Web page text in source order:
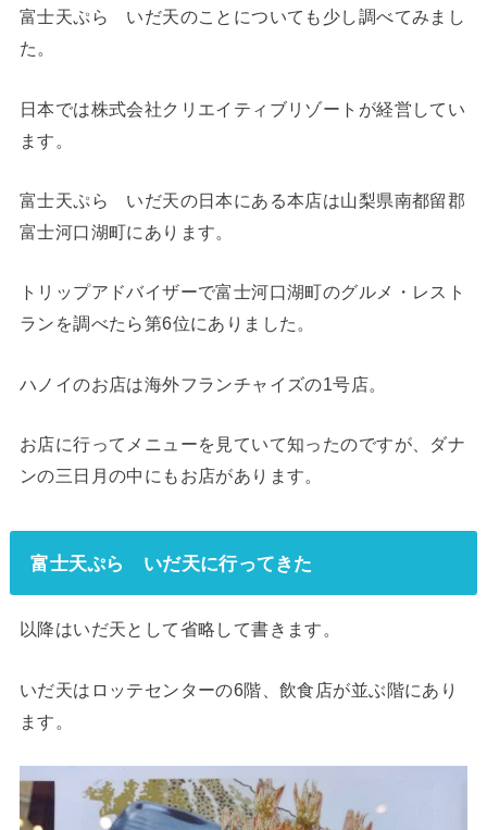
富士天ぷら いだ天のことについても少し調べてみまし
た。
日本では株式会社クリエイティブリゾートが経営してい
ます。
富士天ぷら いだ天の日本にある本店は山梨県南都留郡
富士河口湖町にあります。
トリップアドバイザーで富士河口湖町のグルメ・レスト
ランを調べたら第6位にありました。
ハノイのお店は海外フランチャイズの1号店。
お店に行ってメニューを見ていて知ったのですが、ダナ
ンの三日月の中にもお店があります。
富士天ぷら いだ天に行ってきた
以降はいだ天として省略して書きます。
いだ天はロッテセンターの6階、飲食店が並ぶ階にあり
ます。